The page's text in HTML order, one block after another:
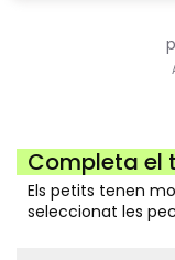
Completa el
Els petits tenen
seleccionat les